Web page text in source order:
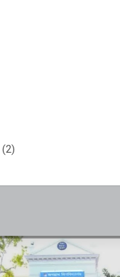
(2)